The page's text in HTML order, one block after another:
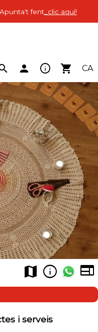
fent _clic aquí!
person info shopping_cart CA
map info web
i serveis